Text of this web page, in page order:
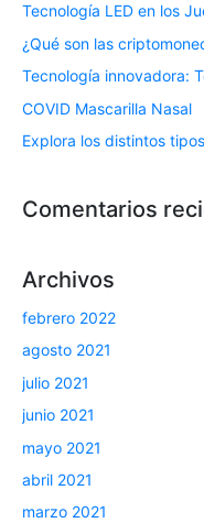
Tecnología LED en los
¿Qué son las
Tecnología innovadora:
COVID Mascarilla Nasal
Explora los distintos
Comentarios
Archivos
febrero 2022
agosto 2021
julio 2021
junio 2021
mayo 2021
abril 2021
marzo 2021